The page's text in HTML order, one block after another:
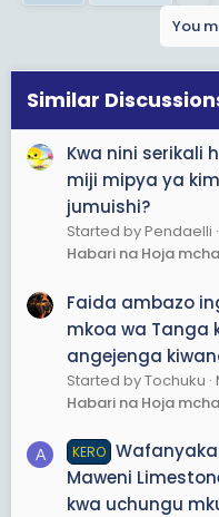
You
Similar
Kwa nini serikali
miji mipya ya
jumuishi?
Started by Pendaelli
Habari na Hoja
Faida ambazo
mkoa wa Tanga
angejenga
Started by Tochuku
Habari na Hoja
A KERO
Maweni
kwa uchungu